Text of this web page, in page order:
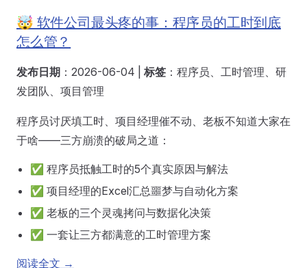
🤯 软件公司最头疼的事：程序员的工时到底
怎么管？
发布日期 ：2026-06-04 | 标签 ：程序员、工时管理、研
发团队、项目管理
程序员讨厌填工时、项目经理催不动、老板不知道大家在
于啥——三方崩溃的破局之道：
✅ 程序员抵触工时的5个真实原因与解法
✅ 项目经理的Excel汇总噩梦与自动化方案
✅ 老板的三个灵魂拷问与数据化决策
✅ 一套让三方都满意的工时管理方案
阅读全文 →